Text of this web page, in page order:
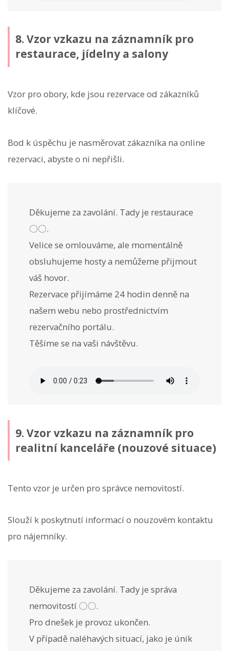
8. Vzor vzkazu na záznamník pro
restaurace, jídelny a salony
Vzor pro obory, kde jsou rezervace od zákazníků
klíčové.
Bod k úspěchu je nasměrovat zákazníka na online
rezervaci, abyste o ni nepřišli.
Děkujeme za zavolání. Tady je restaurace
〇〇.
Velice se omlouváme, ale momentálně
obsluhujeme hosty a nemůžeme přijmout
váš hovor.
Rezervace přijímáme 24 hodin denně na
našem webu nebo prostřednictvím
rezervačního portálu.
Těšíme se na vaši návštěvu.
9. Vzor vzkazu na záznamník pro
realitní kanceláře (nouzové situace)
Tento vzor je určen pro správce nemovitostí.
Slouží k poskytnutí informací o nouzovém kontaktu
pro nájemníky.
Děkujeme za zavolání. Tady je správa
nemovitostí 〇〇.
Pro dnešek je provoz ukončen.
V případě naléhavých situací, jako je únik